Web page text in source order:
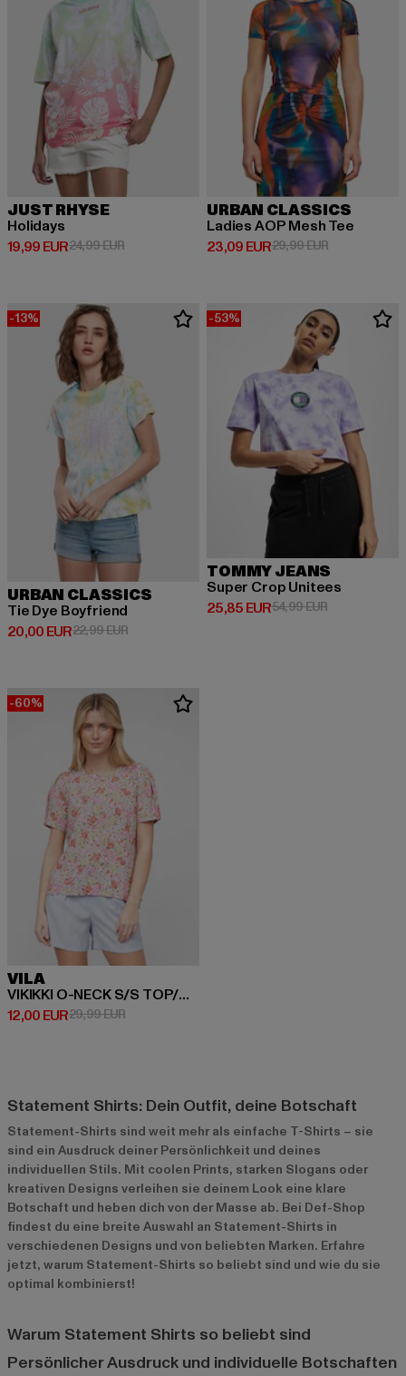
JUST RHYSE
Holidays
19,99 EUR
Derzeitiger Preis: 19,99 EUR
24,99 EURAktionspreis: 24,99 EUR
URBAN CLASSICS
Ladies AOP Mesh Tee
23,09 EUR
Derzeitiger Preis: 23,09 EUR
29,99 EURAktionspreis:
-13%
URBAN CLASSICS
Tie Dye Boyfriend
20,00 EUR
Derzeitiger Preis: 20,00 EUR
22,99 EURAktionspreis: 22,99 EUR
-53%
TOMMY JEANS
Super Crop Unitees
25,85 EUR
Derzeitiger Preis: 25,85 EUR
54,99 EURAktionspreis:
-60%
VILA
VIKIKKI O-NECK S/S TOP/SU/R
12,00 EUR
Derzeitiger Preis: 12,00 EUR
29,99 EURAktionspreis: 29,99 EUR
Statement Shirts: Dein Outfit, deine Botschaft
Statement-Shirts sind weit mehr als einfache T-Shirts – sie
sind ein Ausdruck deiner Persönlichkeit und deines
individuellen Stils. Mit coolen Prints, starken Slogans oder
kreativen Designs verleihen sie deinem Look eine klare
Botschaft und heben dich von der Masse ab. Bei Def-Shop
findest du eine breite Auswahl an Statement-Shirts in
verschiedenen Designs und von beliebten Marken. Erfahre
jetzt, warum Statement-Shirts so beliebt sind und wie du sie
optimal kombinierst!
Warum Statement Shirts so beliebt sind
Persönlicher Ausdruck und individuelle Botschaften